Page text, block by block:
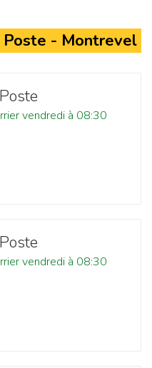
- Montrevel
vendredi à 08:30
vendredi à 08:30